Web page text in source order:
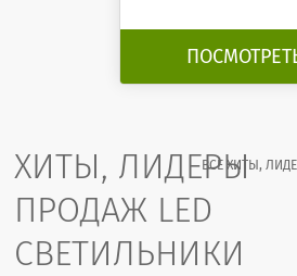
ХИТЫ, ЛИДЕРЫ
ПРОДАЖ LED
СВЕТИЛЬНИКИ
ВСЕ ХИТЫ,